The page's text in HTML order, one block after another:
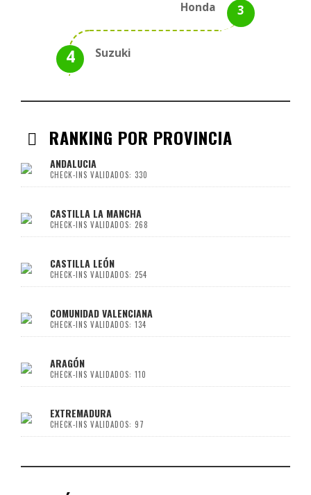
Honda
Suzuki
RANKING POR PROVINCIA
ANDALUCIA
CHECK-INS VALIDADOS: 330
CASTILLA LA MANCHA
CHECK-INS VALIDADOS: 268
CASTILLA LEÓN
CHECK-INS VALIDADOS: 254
COMUNIDAD VALENCIANA
CHECK-INS VALIDADOS: 134
ARAGÓN
CHECK-INS VALIDADOS: 110
EXTREMADURA
CHECK-INS VALIDADOS: 97